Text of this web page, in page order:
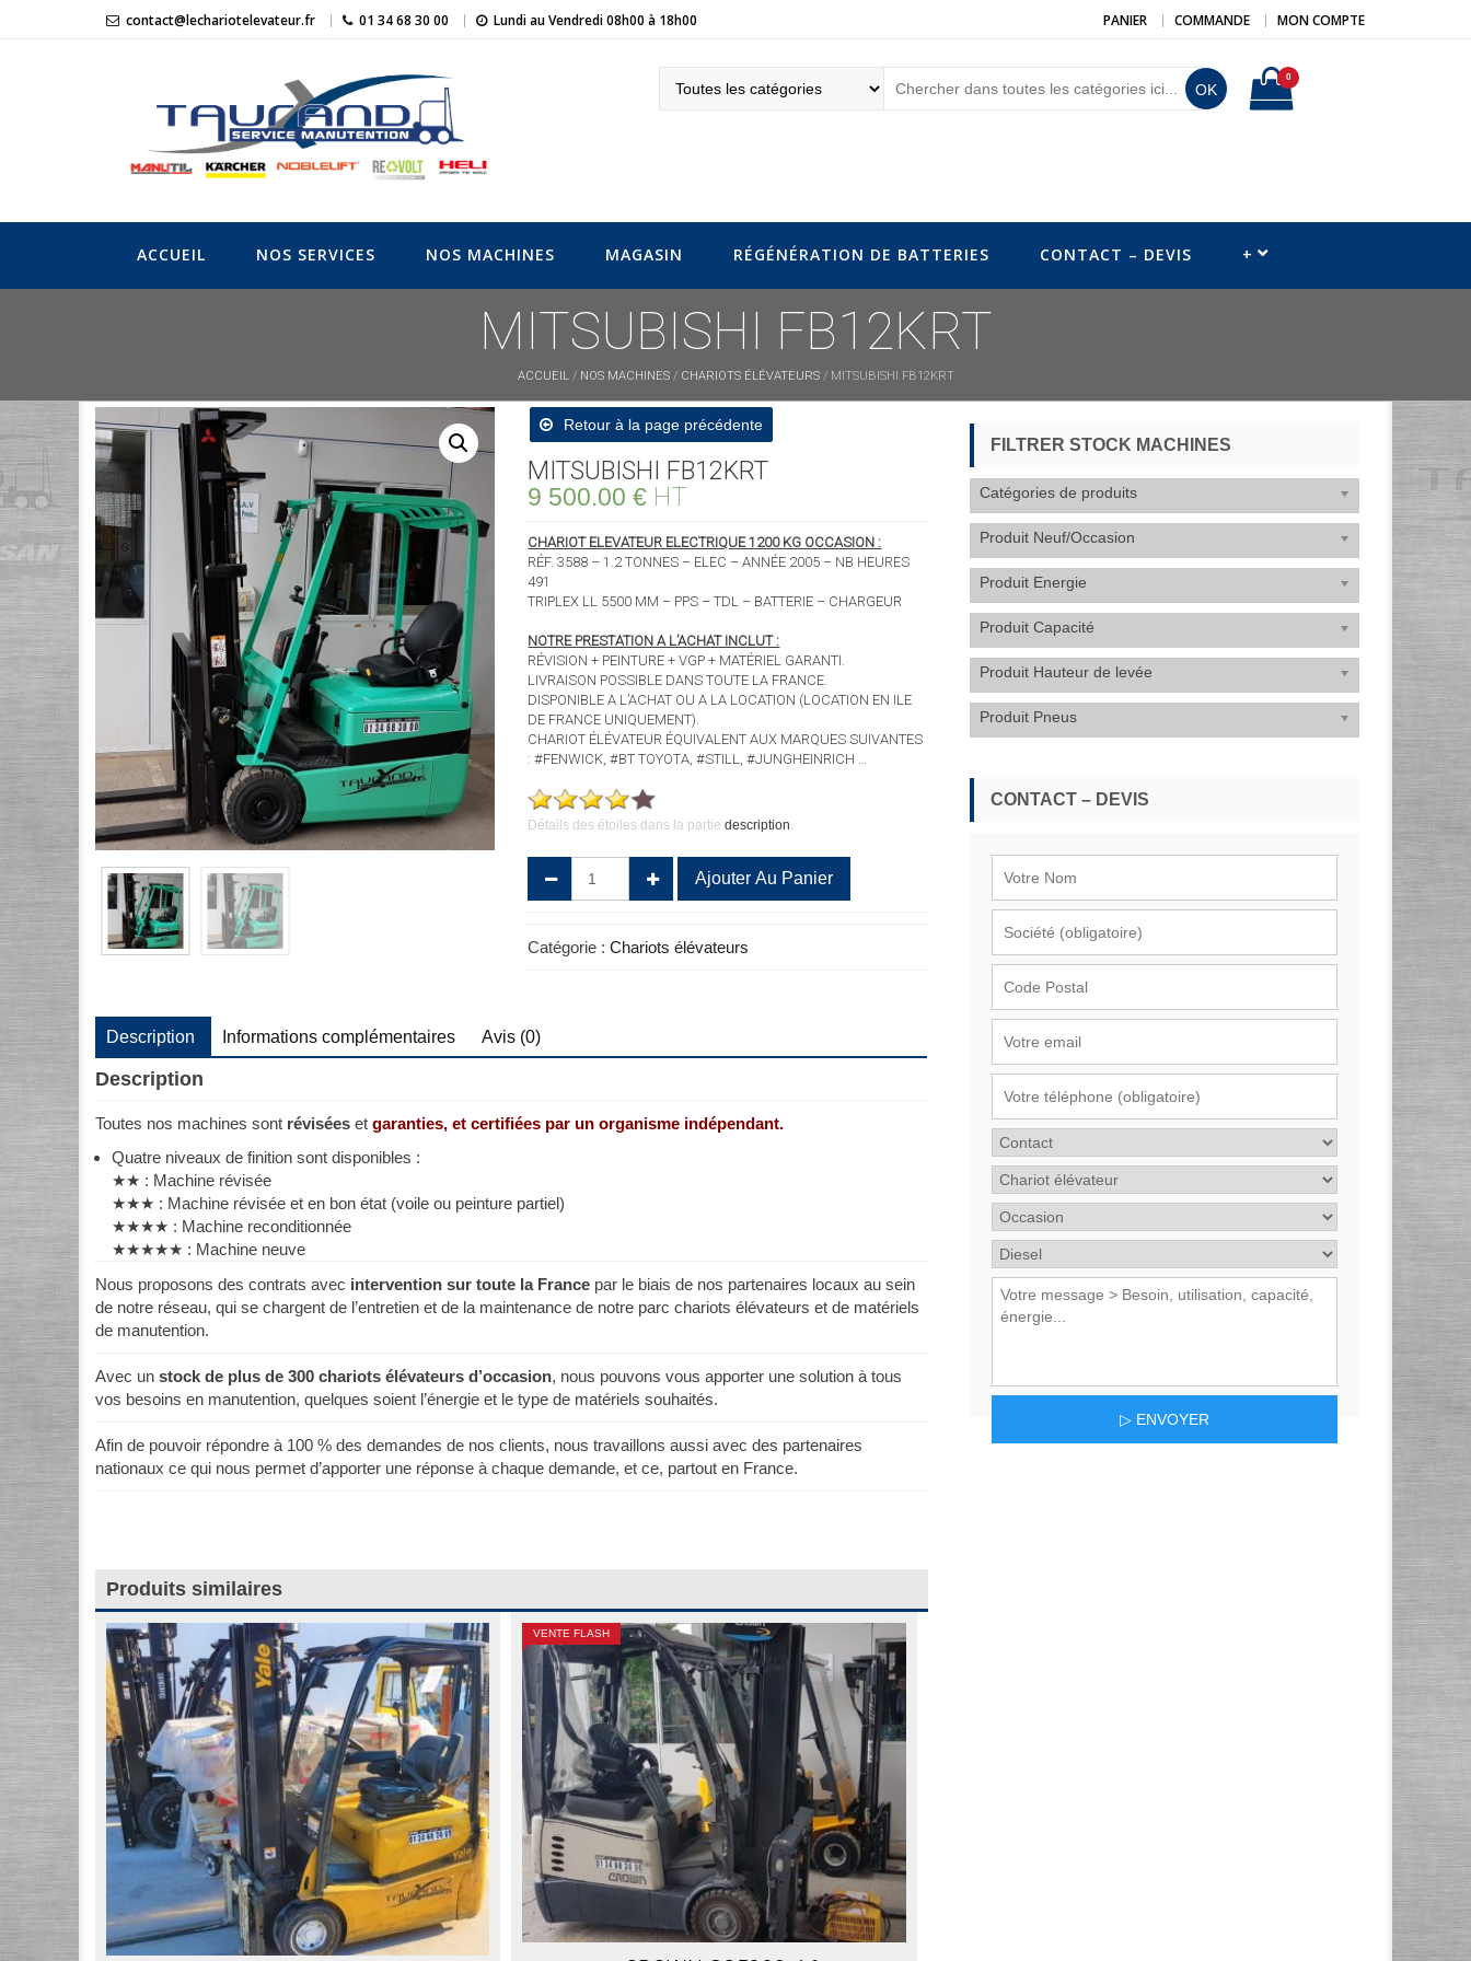
contact@lechariotelevateur.fr 01 34 68 30 00 Lundi au Vendredi 08h00 à 18h00 PANIER COMMANDE MON COMPTE
LeChariotElevateur.fr
OK
0
ACCUEIL NOS SERVICES NOS MACHINES MAGASIN RÉGÉNÉRATION DE BATTERIES CONTACT – DEVIS +
MITSUBISHI FB12KRT
ACCUEIL/ NOS MACHINES/ CHARIOTS ÉLÉVATEURS/ MITSUBISHI FB12KRT
Retour à la page précédente
MITSUBISHI FB12KRT
9 500.00€ HT
CHARIOT ELEVATEUR ELECTRIQUE 1200 KG OCCASION :
RÉF. 3588 – 1.2 TONNES – ELEC – ANNÉE 2005 – NB HEURES
491
TRIPLEX LL 5500 MM – PPS – TDL – BATTERIE – CHARGEUR
NOTRE PRESTATION A L’ACHAT INCLUT :
RÉVISION + PEINTURE + VGP + MATÉRIEL GARANTI.
LIVRAISON POSSIBLE DANS TOUTE LA FRANCE.
DISPONIBLE A L’ACHAT OU A LA LOCATION (LOCATION EN ILE
DE FRANCE UNIQUEMENT).
CHARIOT ÉLÉVATEUR ÉQUIVALENT AUX MARQUES SUIVANTES
: #FENWICK, #BT TOYOTA, #STILL, #JUNGHEINRICH …
Détails des étoiles dans la partiedescription.
MITSUBISHI
Ajouter Au Panier
Catégorie :Chariots élévateurs
Description Informations complémentaires Avis (0)
Description
Toutes nos machines sont révisées et garanties, et certifiées par un organisme indépendant.
Quatre niveaux de finition sont disponibles :
★★ : Machine révisée
★★★ : Machine révisée et en bon état (voile ou peinture partiel)
★★★★ : Machine reconditionnée
★★★★★ : Machine neuve
Nous proposons des contrats avec intervention sur toute la France par le biais de nos partenaires locaux au sein
de notre réseau, qui se chargent de l’entretien et de la maintenance de notre parc chariots élévateurs et de matériels
de manutention.
Avec un stock de plus de 300 chariots élévateurs d’occasion, nous pouvons vous apporter une solution à tous
vos besoins en manutention, quelques soient l’énergie et le type de matériels souhaités.
Afin de pouvoir répondre à 100 % des demandes de nos clients, nous travaillons aussi avec des partenaires
nationaux ce qui nous permet d’apporter une réponse à chaque demande, et ce, partout en France.
Produits similaires
VENTE FLASH
FILTRER STOCK MACHINES
Catégories de produits
Produit Neuf/Occasion
Produit Energie
Produit Capacité
Produit Hauteur de levée
Produit Pneus
CONTACT – DEVIS